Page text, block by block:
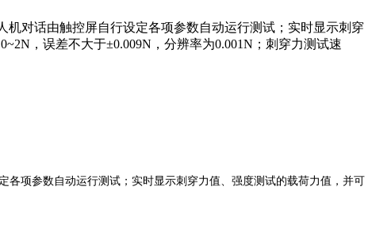
对话由触控屏自行设定各项参数自动运行测试；实时显示刺穿
，误差不大于±0.009N，分辨率为0.001N；刺穿力测试速
项参数自动运行测试；实时显示刺穿力值、强度测试的载荷力值，并可